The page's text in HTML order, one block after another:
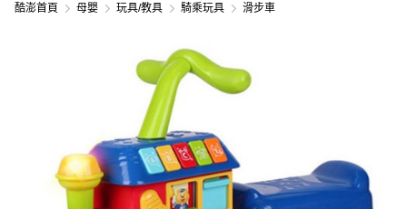
酷澎首頁 母嬰 玩具/教具 騎乘玩具 滑步車